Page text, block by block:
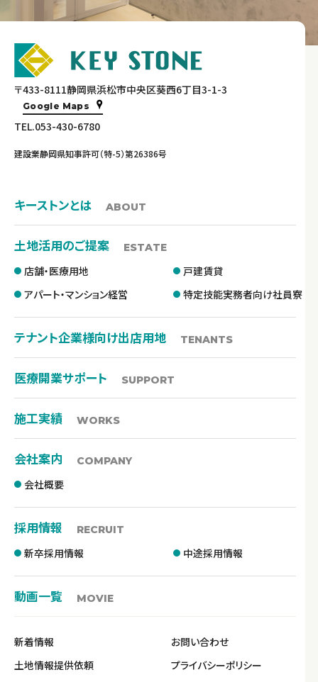
〒433-8111静岡県浜松市中央区葵西6丁目3-1-3
Google Maps
TEL.053-430-6780
建設業静岡県知事許可（特-5）第26386号
キーストンとは ABOUT
土地活用のご提案 ESTATE
店舗・医療用地
戸建賃貸
アパート・マンション経営
特定技能実務者向け社員寮
テナント企業様向け出店用地 TENANTS
医療開業サポート SUPPORT
施工実績 WORKS
会社案内 COMPANY
会社概要
採用情報 RECRUIT
新卒採用情報 中途採用情報
動画一覧 MOVIE
新着情報
お問い合わせ
土地情報提供依頼
プライバシーポリシー